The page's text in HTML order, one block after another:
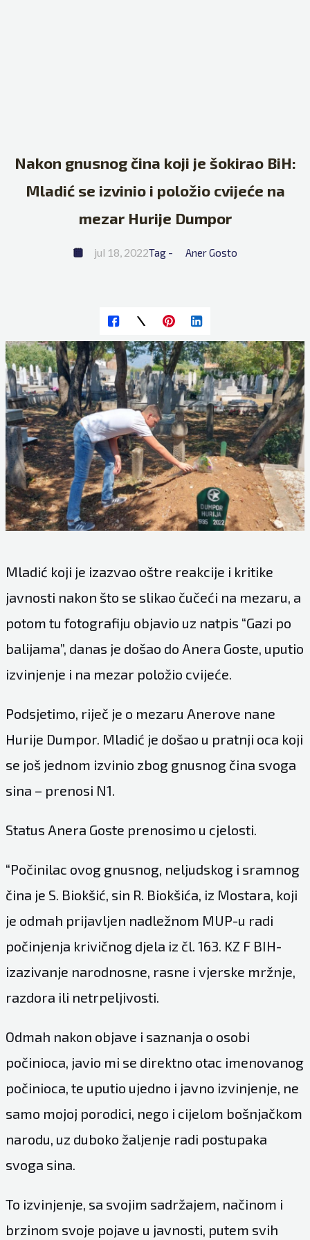
Nakon gnusnog čina koji je šokirao BiH:
Mladić se izvinio i položio cvijeće na
mezar Hurije Dumpor
jul 18, 2022Tag - Aner Gosto
Mladić koji je izazvao oštre reakcije i kritike
javnosti nakon što se slikao čučeći na mezaru, a
potom tu fotografiju objavio uz natpis “Gazi po
balijama”, danas je došao do Anera Goste, uputio
izvinjenje i na mezar položio cvijeće.
Podsjetimo, riječ je o mezaru Anerove nane
Hurije Dumpor. Mladić je došao u pratnji oca koji
se još jednom izvinio zbog gnusnog čina svoga
sina – prenosi N1.
Status Anera Goste prenosimo u cjelosti.
“Počinilac ovog gnusnog, neljudskog i sramnog
čina je S. Biokšić, sin R. Biokšića, iz Mostara, koji
je odmah prijavljen nadležnom MUP-u radi
počinjenja krivičnog djela iz čl. 163. KZ F BIH-
izazivanje narodnosne, rasne i vjerske mržnje,
razdora ili netrpeljivosti.
Odmah nakon objave i saznanja o osobi
počinioca, javio mi se direktno otac imenovanog
počinioca, te uputio ujedno i javno izvinjenje, ne
samo mojoj porodici, nego i cijelom bošnjačkom
narodu, uz duboko žaljenje radi postupaka
svoga sina.
To izvinjenje, sa svojim sadržajem, načinom i
brzinom svoje pojave u javnosti, putem svih